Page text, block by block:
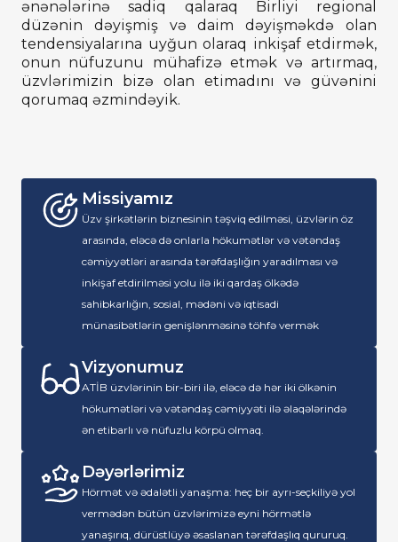
ənənələrinə sadiq qalaraq Birliyi regional
düzənin dəyişmiş və daim dəyişməkdə olan
tendensiyalarına uyğun olaraq inkişaf etdirmək,
onun nüfuzunu mühafizə etmək və artırmaq,
üzvlərimizin bizə olan etimadını və güvənini
qorumaq əzmindəyik.
Missiyamız
Üzv şirkətlərin biznesinin təşviq edilməsi, üzvlərin öz
arasında, eləcə də onlarla hökumətlər və vətəndaş
cəmiyyətləri arasında tərəfdaşlığın yaradılması və
inkişaf etdirilməsi yolu ilə iki qardaş ölkədə
sahibkarlığın, sosial, mədəni və iqtisadi
münasibətlərin genişlənməsinə töhfə vermək
Vizyonumuz
ATİB üzvlərinin bir-biri ilə, eləcə də hər iki ölkənin
hökumətləri və vətəndaş cəmiyyəti ilə əlaqələrində
ən etibarlı və nüfuzlu körpü olmaq.
Dəyərlərimiz
Hörmət və ədalətli yanaşma: heç bir ayrı-seçkiliyə yol
vermədən bütün üzvlərimizə eyni hörmətlə
yanaşırıq, dürüstlüyə əsaslanan tərəfdaşlıq qururuq.